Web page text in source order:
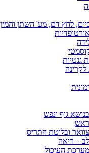
לחץ דם, מע' השתן והמין
גנטיות
לקרינה
גוף ונפש
ראש
צוואר ובלוטת התריס
לב – ריאה
מערכת העיכול